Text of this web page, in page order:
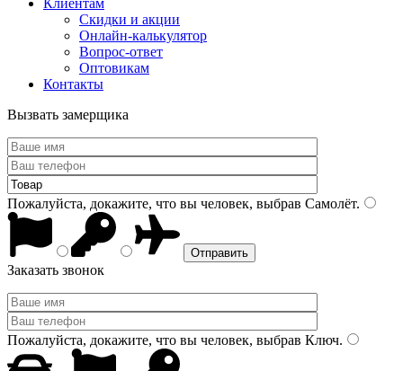
Клиентам
Скидки и акции
Онлайн-калькулятор
Вопрос-ответ
Оптовикам
Контакты
Вызвать замерщика
Пожалуйста, докажите, что вы человек, выбрав Самолёт.
Заказать звонок
Пожалуйста, докажите, что вы человек, выбрав Ключ.